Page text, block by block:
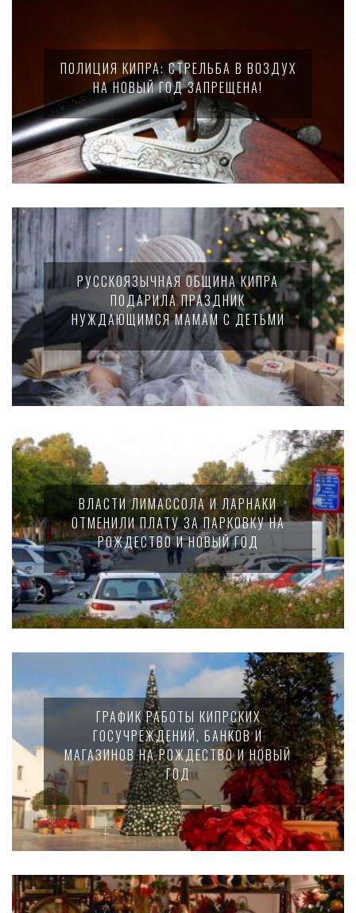
ПОЛИЦИЯ КИПРА: СТРЕЛЬБА В ВОЗДУХ
НА НОВЫЙ ГОД ЗАПРЕЩЕНА!
РУССКОЯЗЫЧНАЯ ОБЩИНА КИПРА
ПОДАРИЛА ПРАЗДНИК
НУЖДАЮЩИМСЯ МАМАМ С ДЕТЬМИ
ВЛАСТИ ЛИМАССОЛА И ЛАРНАКИ
ОТМЕНИЛИ ПЛАТУ ЗА ПАРКОВКУ НА
РОЖДЕСТВО И НОВЫЙ ГОД
ГРАФИК РАБОТЫ КИПРСКИХ
ГОСУЧРЕЖДЕНИЙ, БАНКОВ И
МАГАЗИНОВ НА РОЖДЕСТВО И НОВЫЙ
ГОД